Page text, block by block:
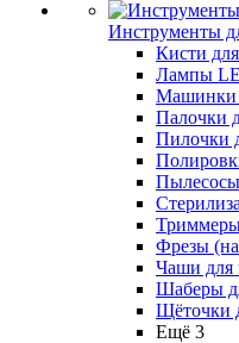
Инструменты
Кисти
Лампы
Машинки
Палочки
Пилочки
Фрезы
Чаши для
Шаберы
Щёточки
Ещё 3